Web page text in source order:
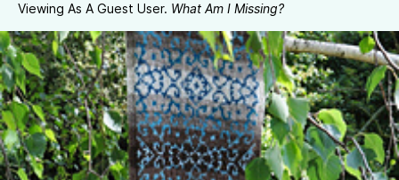
Viewing As A Guest User. What Am I Missing?